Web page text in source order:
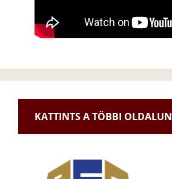
KATTINTS A TÖBBI